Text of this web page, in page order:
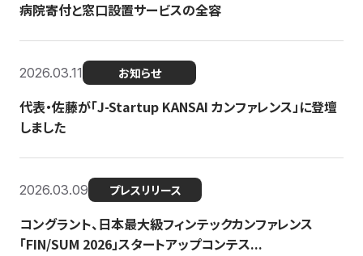
病院寄付と窓口設置サービスの全容
2026.03.11 お知らせ
代表・佐藤が「J-Startup KANSAI カンファレンス」に登壇
しました
2026.03.09 プレスリリース
コングラント、日本最大級フィンテックカンファレンス
「FIN/SUM 2026」スタートアップコンテス...